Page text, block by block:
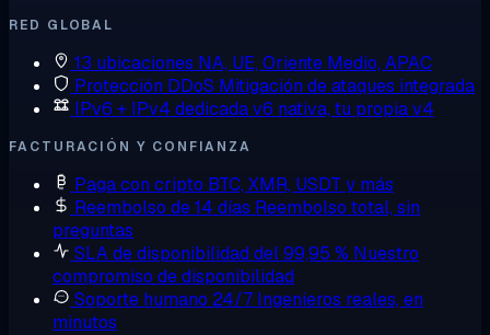
RED GLOBAL
13 ubicaciones NA, UE, Oriente Medio, APAC
Protección DDoS Mitigación de ataques integrada
IPv6 + IPv4 dedicadav6 nativa, tu propia v4
FACTURACIÓN Y CONFIANZA
Paga con cripto BTC, XMR, USDT y más
Reembolso de 14 días Reembolso total, sin
preguntas
SLA de disponibilidad del 99,95 % Nuestro
compromiso de disponibilidad
Soporte humano 24/7 Ingenieros reales, en
minutos